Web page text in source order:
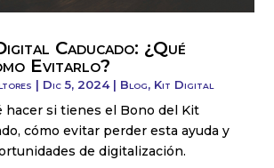
Caducado: ¿Qué
Evitarlo?
| Dic 5, 2024| Blog, Kit Digital
hacer si tienes el Bono del Kit
cómo evitar perder esta ayuda y
de digitalización.